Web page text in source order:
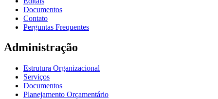
Documentos
Contato
Perguntas Frequentes
Administração
Estrutura Organizacional
Serviços
Documentos
Planejamento Orçamentário